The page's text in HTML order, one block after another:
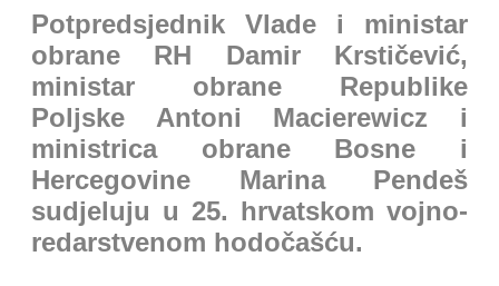
Potpredsjednik Vlade i ministar
obrane RH Damir Krstičević,
ministar obrane Republike
Poljske Antoni Macierewicz i
ministrica obrane Bosne i
Hercegovine Marina Pendeš
sudjeluju u 25. hrvatskom vojno-
redarstvenom hodočašću.